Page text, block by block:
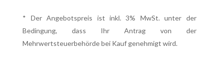
* Der Angebotspreis ist inkl. 3% MwSt. unter der
Bedingung, dass Ihr Antrag von der
Mehrwertsteuerbehörde bei Kauf genehmigt wird.